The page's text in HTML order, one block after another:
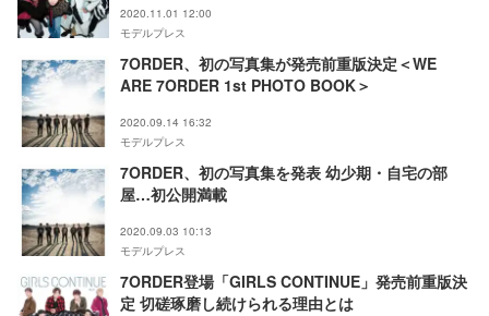
2020.11.01 12:00
モデルプレス
7ORDER、初の写真集が発売前重版決定＜WE
ARE 7ORDER 1st PHOTO BOOK＞
2020.09.14 16:32
モデルプレス
7ORDER、初の写真集を発表 幼少期・自宅の部
屋…初公開満載
2020.09.03 10:13
モデルプレス
7ORDER登場「GIRLS CONTINUE」発売前重版決
定 切磋琢磨し続けられる理由とは